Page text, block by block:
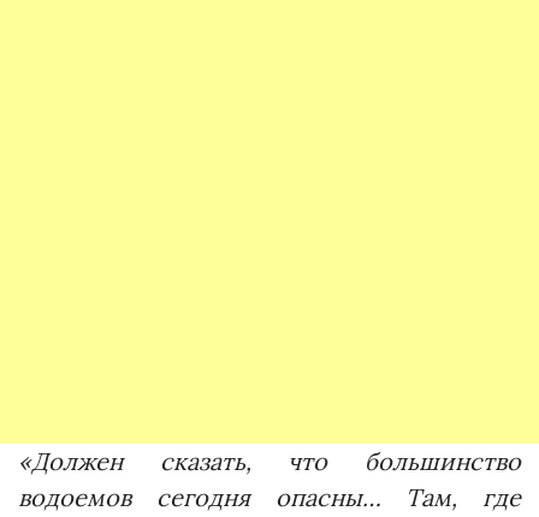
«Должен сказать, что большинство
водоемов сегодня опасны… Там, где